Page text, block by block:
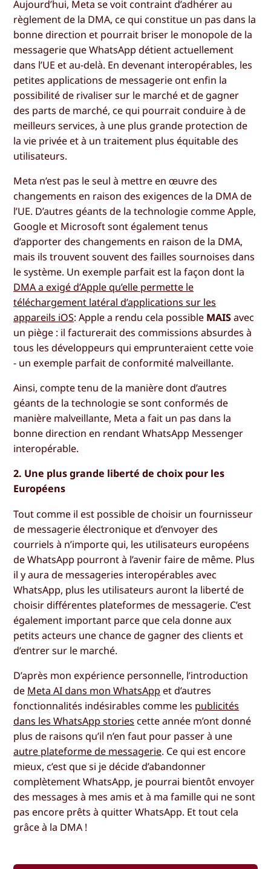
Aujourd’hui, Meta se voit contraint d’adhérer au
règlement de la DMA, ce qui constitue un pas dans la
bonne direction et pourrait briser le monopole de la
messagerie que WhatsApp détient actuellement
dans l’UE et au-delà. En devenant interopérables, les
petites applications de messagerie ont enfin la
possibilité de rivaliser sur le marché et de gagner
des parts de marché, ce qui pourrait conduire à de
meilleurs services, à une plus grande protection de
la vie privée et à un traitement plus équitable des
utilisateurs.
Meta n’est pas le seul à mettre en œuvre des
changements en raison des exigences de la DMA de
l’UE. D’autres géants de la technologie comme Apple,
Google et Microsoft sont également tenus
d’apporter des changements en raison de la DMA,
mais ils trouvent souvent des failles sournoises dans
le système. Un exemple parfait est la façon dont la
DMA a exigé d’Apple qu’elle permette le
téléchargement latéral d’applications sur les
appareils iOS: Apple a rendu cela possible MAISavec
un piège : il facturerait des commissions absurdes à
tous les développeurs qui emprunteraient cette voie
- un exemple parfait de conformité malveillante.
Ainsi, compte tenu de la manière dont d’autres
géants de la technologie se sont conformés de
manière malveillante, Meta a fait un pas dans la
bonne direction en rendant WhatsApp Messenger
interopérable.
2. Une plus grande liberté de choix pour les
Européens
Tout comme il est possible de choisir un fournisseur
de messagerie électronique et d’envoyer des
courriels à n’importe qui, les utilisateurs européens
de WhatsApp pourront à l’avenir faire de même. Plus
il y aura de messageries interopérables avec
WhatsApp, plus les utilisateurs auront la liberté de
choisir différentes plateformes de messagerie. C’est
également important parce que cela donne aux
petits acteurs une chance de gagner des clients et
d’entrer sur le marché.
D’après mon expérience personnelle, l’introduction
de Meta AI dans mon WhatsApp et d’autres
fonctionnalités indésirables comme les publicités
dans les WhatsApp stories cette année m’ont donné
plus de raisons qu’il n’en faut pour passer à une
autre plateforme de messagerie. Ce qui est encore
mieux, c’est que si je décide d’abandonner
complètement WhatsApp, je pourrai bientôt envoyer
des messages à mes amis et à ma famille qui ne sont
pas encore prêts à quitter WhatsApp. Et tout cela
grâce à la DMA !